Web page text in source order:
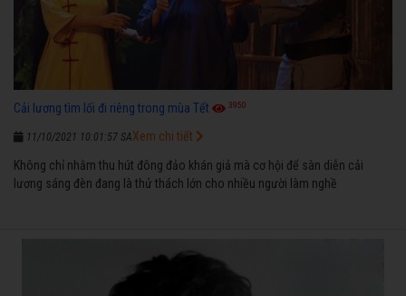
Cải lương tìm lối đi riêng trong mùa Tết 3950
11/10/2021 10:01:57 SA
Không chỉ nhằm thu hút đông đảo khán giả mà cơ hội để sàn diễn cải
lương sáng đèn đang là thử thách lớn cho nhiều người làm nghề
Xem chi tiết